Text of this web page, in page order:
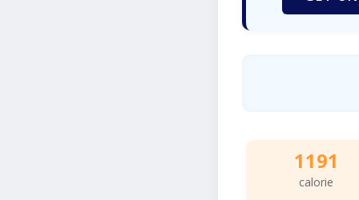
1191
calorie